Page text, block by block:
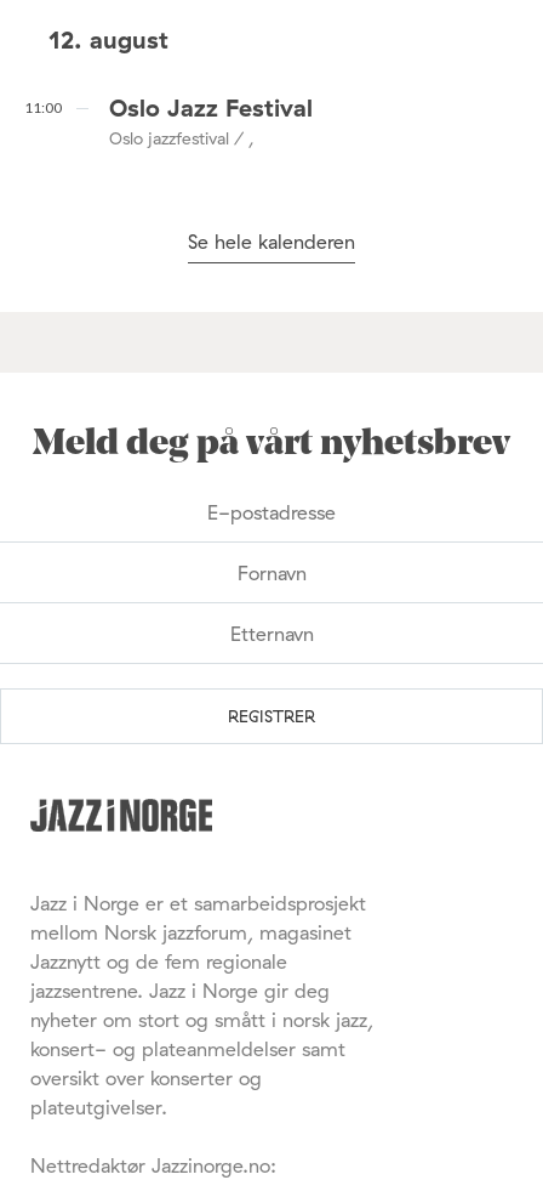
12. august
11:00 Oslo Jazz Festival
Oslo jazzfestival / ,
Se hele kalenderen
Meld deg på vårt nyhetsbrev
Jazz i Norge er et samarbeidsprosjekt
mellom Norsk jazzforum, magasinet
Jazznytt og de fem regionale
jazzsentrene. Jazz i Norge gir deg
nyheter om stort og smått i norsk jazz,
konsert- og plateanmeldelser samt
oversikt over konserter og
plateutgivelser.
Nettredaktør Jazzinorge.no: